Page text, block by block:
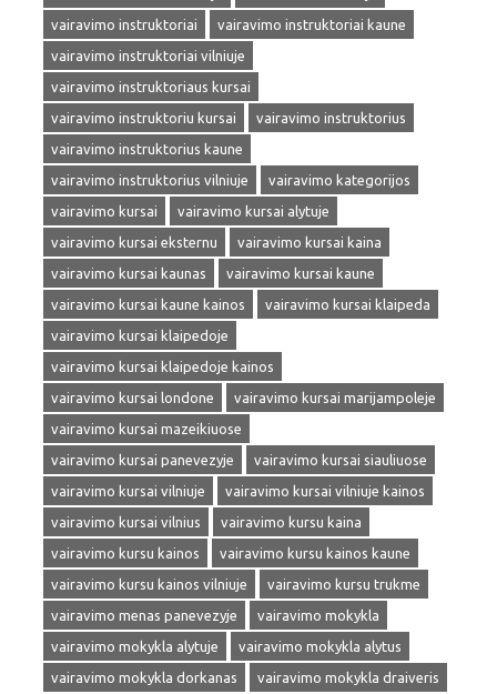
vairavimo instruktoriai
vairavimo instruktoriai kaune
vairavimo instruktoriai vilniuje
vairavimo instruktoriaus kursai
vairavimo instruktoriu kursai
vairavimo instruktorius
vairavimo instruktorius kaune
vairavimo instruktorius vilniuje
vairavimo kategorijos
vairavimo kursai
vairavimo kursai alytuje
vairavimo kursai eksternu
vairavimo kursai kaina
vairavimo kursai kaunas
vairavimo kursai kaune
vairavimo kursai kaune kainos
vairavimo kursai klaipeda
vairavimo kursai klaipedoje
vairavimo kursai klaipedoje kainos
vairavimo kursai londone
vairavimo kursai marijampoleje
vairavimo kursai mazeikiuose
vairavimo kursai panevezyje
vairavimo kursai siauliuose
vairavimo kursai vilniuje
vairavimo kursai vilniuje kainos
vairavimo kursai vilnius
vairavimo kursu kaina
vairavimo kursu kainos
vairavimo kursu kainos kaune
vairavimo kursu kainos vilniuje
vairavimo kursu trukme
vairavimo menas panevezyje
vairavimo mokykla
vairavimo mokykla alytuje
vairavimo mokykla alytus
vairavimo mokykla dorkanas
vairavimo mokykla draiveris